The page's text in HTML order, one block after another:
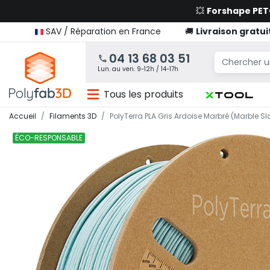
💥 Forshape
SAV / Réparation en France
🚚 Livraison
04 13 68 03 51
Lun. au ven. 9-12h / 14-17h
Tous les produits
Accueil Filaments 3D PolyTerra PLA Gris Ardoise Marbré (Marble
ÉCO-RESPONSABLE